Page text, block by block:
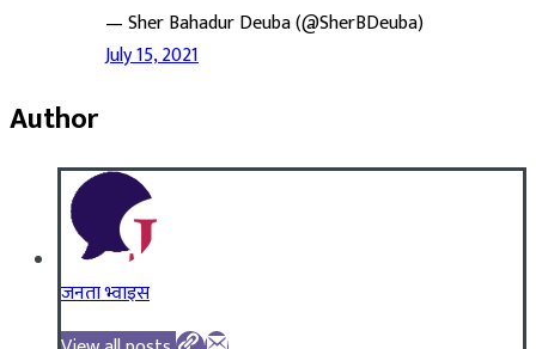
— Sher Bahadur Deuba (@SherBDeuba)
July 15, 2021
Author
जनता भ्वाइस